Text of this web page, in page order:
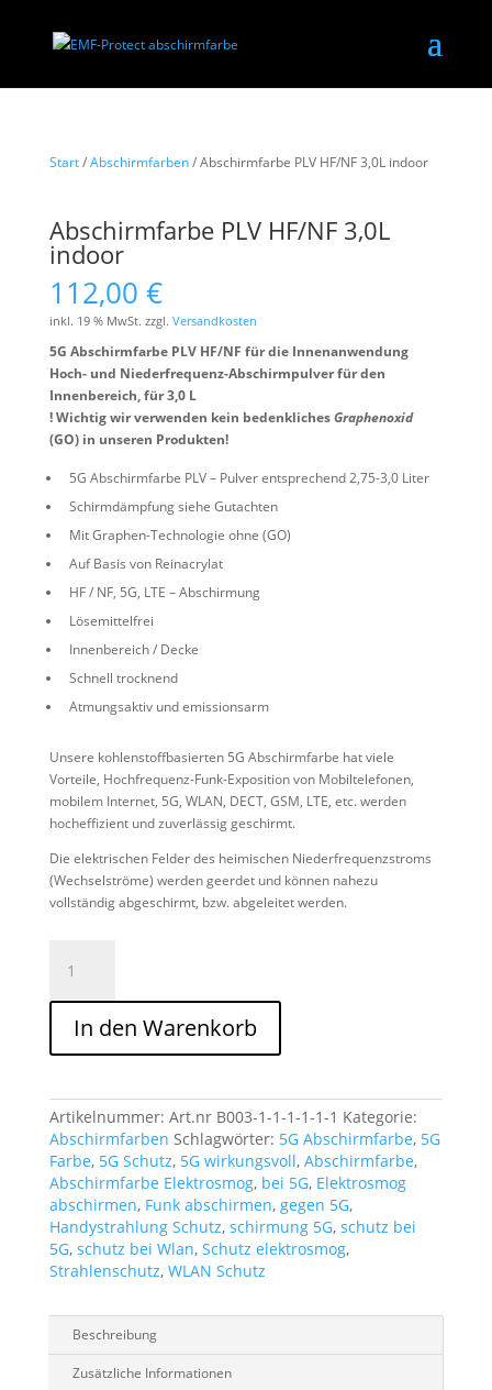
Start/Abschirmfarben/ Abschirmfarbe PLV HF/NF 3,0L indoor
Abschirmfarbe PLV HF/NF 3,0L
indoor
112,00 €
inkl. 19 % MwSt. zzgl. Versandkosten
5G Abschirmfarbe PLV HF/NF für die Innenanwendung
Hoch- und Niederfrequenz-Abschirmpulver für den
Innenbereich, für 3,0 L
! Wichtig wir verwenden kein bedenklichesGraphenoxid
(GO) in unseren Produkten!
5G Abschirmfarbe PLV – Pulver entsprechend 2,75-3,0 Liter
Schirmdämpfung siehe Gutachten
Mit Graphen-Technologie ohne (GO)
Auf Basis von Reinacrylat
HF / NF, 5G, LTE – Abschirmung
Lösemittelfrei
Innenbereich / Decke
Schnell trocknend
Atmungsaktiv und emissionsarm
Unsere kohlenstoffbasierten 5G Abschirmfarbe hat viele
Vorteile, Hochfrequenz-Funk-Exposition von Mobiltelefonen,
mobilem Internet, 5G, WLAN, DECT, GSM, LTE, etc. werden
hocheffizient und zuverlässiggeschirmt.
Die elektrischen Felder des heimischen Niederfrequenzstroms
(Wechselströme) werden geerdet und können nahezu
vollständig abgeschirmt, bzw. abgeleitet werden.
PLV
indoor
Menge
In den Warenkorb
Artikelnummer: Art.nr B003-1-1-1-1-1-1 Kategorie:
Abschirmfarben Schlagwörter: 5G Abschirmfarbe, 5G
Farbe, 5G Schutz, 5G wirkungsvoll, Abschirmfarbe,
Abschirmfarbe Elektrosmog, bei 5G, Elektrosmog
abschirmen, Funk abschirmen, gegen 5G,
Handystrahlung Schutz, schirmung 5G, schutz bei
5G, schutz bei Wlan, Schutz elektrosmog,
Strahlenschutz, WLAN Schutz
Beschreibung
Zusätzliche Informationen